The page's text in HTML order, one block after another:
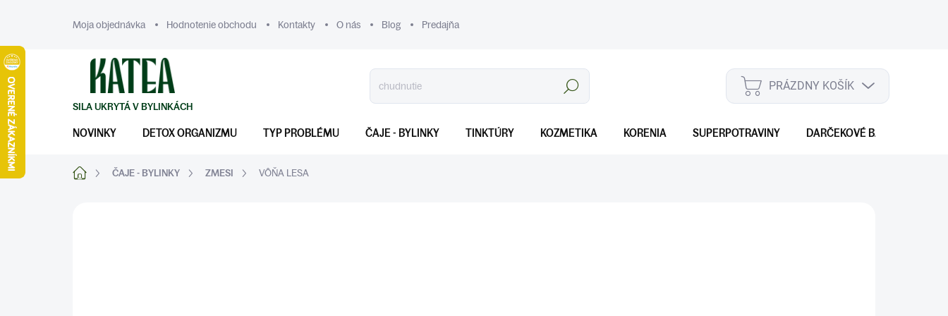
Moja objednávka Hodnotenie obchodu Kontakty O nás Blog Predajňa
Hľadať
NÁKUPNÝ
KOŠÍK
PRÁZDNY KOŠÍK
NOVINKY DETOX ORGANIZMU TYP PROBLÉMU ČAJE - BYLINKY TINKTÚRY KOZMETIKA KORENIA SUPERPOTRAVINY DARČEKOVÉ BALENIA
DomovČAJE - BYLINKY ZMESI VÔŇA LESA